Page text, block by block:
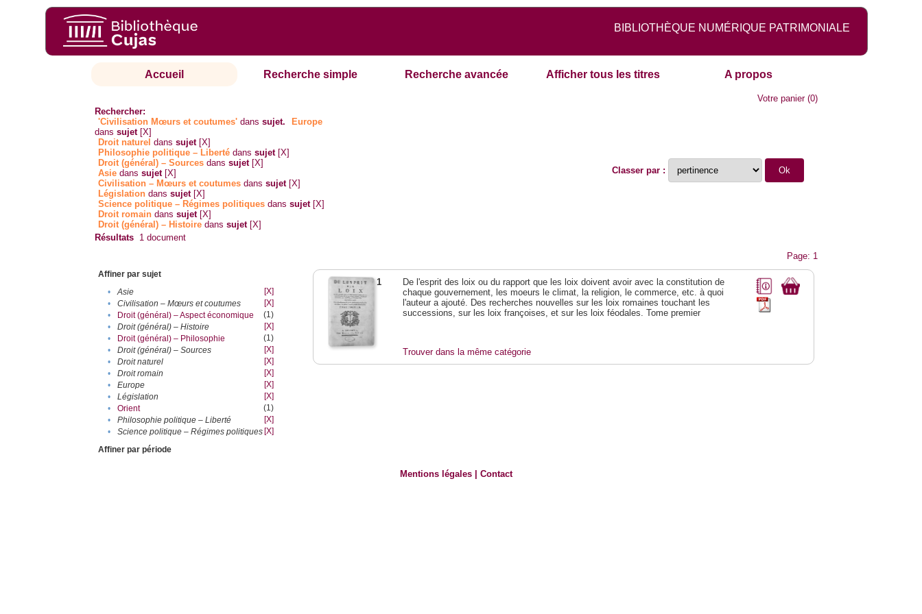
BIBLIOTHÈQUE NUMÉRIQUE PATRIMONIALE
Accueil Recherche simple Recherche avancée Afficher tous les titres A propos
Votre panier(0)
Rechercher:
'Civilisation Mœurs et coutumes' danssujet.
Europe
danssujet [X]
Droit naturel danssujet [X]
Philosophie politique – Liberté danssujet [X]
Droit (général) – Sources danssujet [X]
Asie danssujet [X]
Civilisation – Mœurs et coutumes danssujet [X]
Législation danssujet [X]
Science politique – Régimes politiques danssujet [X]
Droit romain danssujet [X]
Droit (général) – Histoire danssujet [X]
Classer par :
Résultats 1 document
Page: 1
Affiner par sujet
•
Asie
[X]
•
Civilisation – Mœurs et coutumes
[X]
•
Droit (général) – Aspect économique
(1)
•
Droit (général) – Histoire
[X]
•
Droit (général) – Philosophie
(1)
•
Droit (général) – Sources
[X]
•
Droit naturel
[X]
•
Droit romain
[X]
•
Europe
[X]
•
Législation
[X]
•
Orient
(1)
•
Philosophie politique – Liberté
[X]
•
Science politique – Régimes politiques [X]
Affiner par période
1
De l'esprit des loix ou du rapport que les loix doivent avoir avec la constitution de
chaque gouvernement, les moeurs le climat, la religion, le commerce, etc. à quoi
l'auteur a ajouté. Des recherches nouvelles sur les loix romaines touchant les
successions, sur les loix françoises, et sur les loix féodales. Tome premier
Trouver dans la même catégorie
Mentions légales |Contact